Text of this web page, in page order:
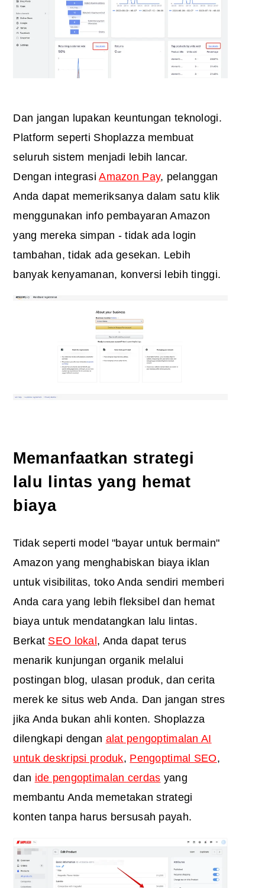
Dan jangan lupakan keuntungan teknologi.
Platform seperti Shoplazza membuat
seluruh sistem menjadi lebih lancar.
Dengan integrasiAmazon Pay, pelanggan
Anda dapat memeriksanya dalam satu klik
menggunakan info pembayaran Amazon
yang mereka simpan - tidak ada login
tambahan, tidak ada gesekan. Lebih
banyak kenyamanan, konversi lebih tinggi.
Memanfaatkan strategi
lalu lintas yang hemat
biaya
Tidak seperti model "bayar untuk bermain"
Amazon yang menghabiskan biaya iklan
untuk visibilitas, toko Anda sendiri memberi
Anda cara yang lebih fleksibel dan hemat
biaya untuk mendatangkan lalu lintas.
Berkat SEO lokal, Anda dapat terus
menarik kunjungan organik melalui
postingan blog, ulasan produk, dan cerita
merek ke situs web Anda. Dan jangan stres
jika Anda bukan ahli konten. Shoplazza
dilengkapi dengan alat pengoptimalan AI
untuk deskripsi produk, Pengoptimal SEO,
dan ide pengoptimalan cerdas yang
membantu Anda memetakan strategi
konten tanpa harus bersusah payah.